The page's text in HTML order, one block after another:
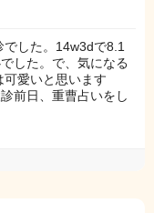
した。14w3dで8.1
した。で、気になる
愛いと思います
前日、重曹占いをし